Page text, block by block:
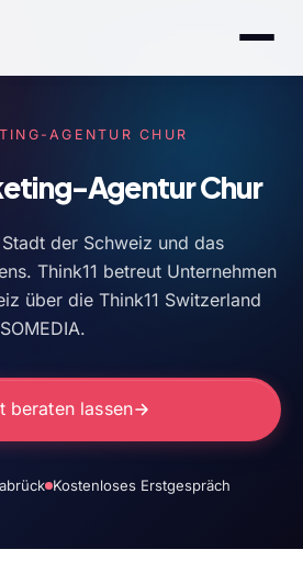
AGENTUR CHUR
Agentur Chur
der Schweiz und das
Think11 betreut Unternehmen
über die Think11 Switzerland
beraten lassen
Kostenloses Erstgespräch